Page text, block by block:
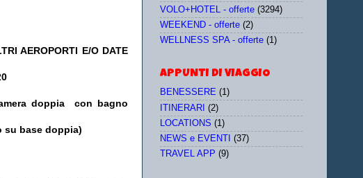
AEROPORTI E/O DATE
doppia con bagno
su base doppia)
VOLO+HOTEL - offerte (3294)
WEEKEND - offerte (2)
WELLNESS SPA - offerte (1)
APPUNTI DI VIAGGIO
BENESSERE (1)
ITINERARI (2)
LOCATIONS (1)
NEWS e EVENTI
(37)
TRAVEL APP (9)